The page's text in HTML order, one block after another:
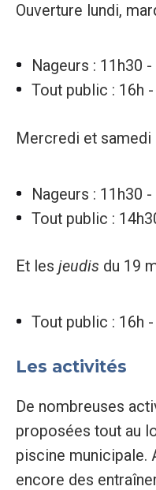
Ouverture lundi,
Nageurs : 11h30
Tout public : 16h
Mercredi et samedi
Nageurs : 11h30
Tout public :
Et les jeudis du 19
Tout public : 16h
Les activités
De nombreuses
proposées tout au
piscine municipale.
encore des